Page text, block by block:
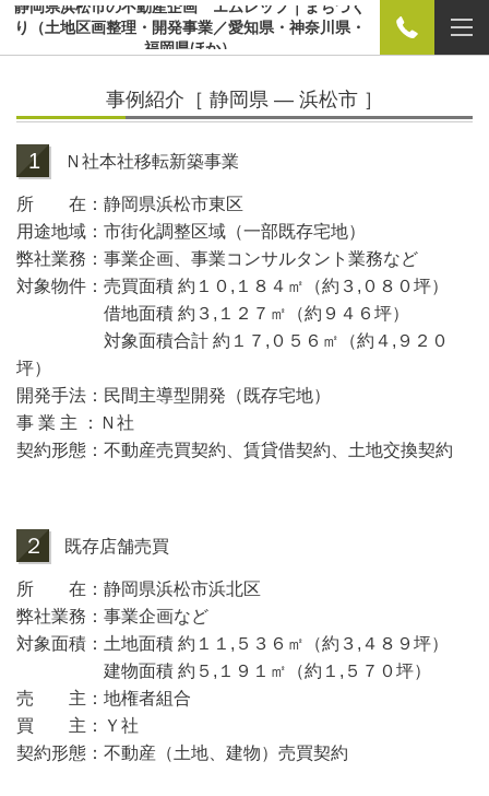
静岡県浜松市の不動産企画 エムレップ｜まちづく
り（土地区画整理・開発事業／愛知県・神奈川県・
福岡県ほか）
事例紹介［ 静岡県 ― 浜松市 ］
1 Ｎ社本社移転新築事業
所 在：静岡県浜松市東区
用途地域：市街化調整区域（一部既存宅地）
弊社業務：事業企画、事業コンサルタント業務など
対象物件：売買面積 約１０,１８４㎡（約３,０８０坪）
借地面積 約３,１２７㎡（約９４６坪）
対象面積合計 約１７,０５６㎡（約４,９２０
坪）
開発手法：民間主導型開発（既存宅地）
事 業 主 ：Ｎ社
契約形態：不動産売買契約、賃貸借契約、土地交換契約
２ 既存店舗売買
所 在：静岡県浜松市浜北区
弊社業務：事業企画など
対象面積：土地面積 約１１,５３６㎡（約３,４８９坪）
建物面積 約５,１９１㎡（約１,５７０坪）
売 主：地権者組合
買 主：Ｙ社
契約形態：不動産（土地、建物）売買契約